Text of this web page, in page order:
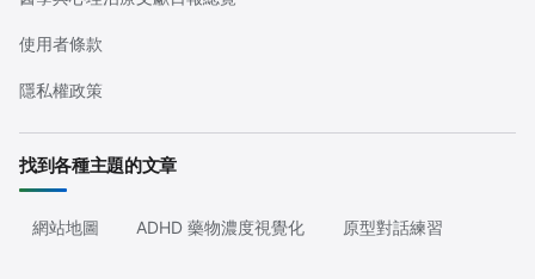
使用者條款
隱私權政策
找到各種主題的文章
網站地圖 ADHD 藥物濃度視覺化 原型對話練習